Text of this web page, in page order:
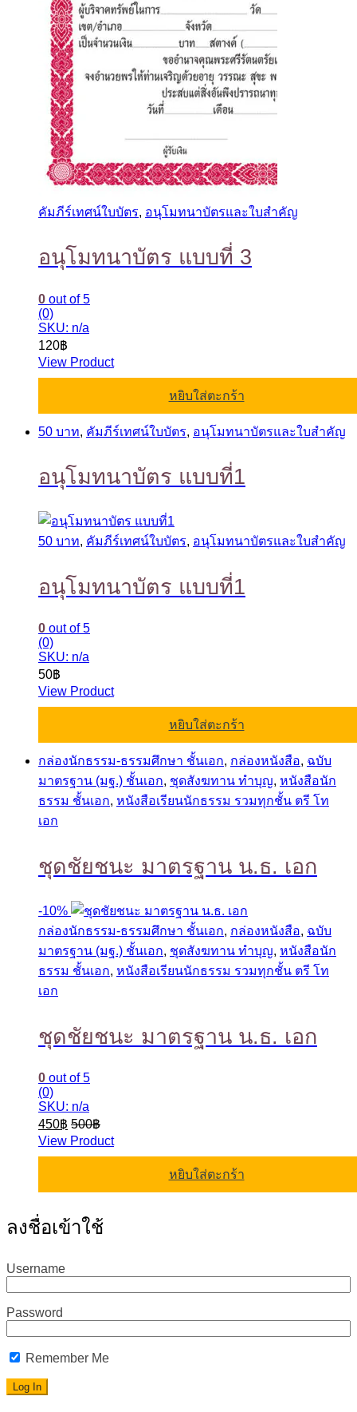
คัมภีร์เทศน์ใบบัตร, อนุโมทนาบัตรและใบสำคัญ
อนุโมทนาบัตร แบบที่ 3
0 out of 5
(0)
SKU: n/a
120฿
View Product
หยิบใส่ตะกร้า
50 บาท, คัมภีร์เทศน์ใบบัตร, อนุโมทนาบัตรและใบสำคัญ
อนุโมทนาบัตร แบบที่1
50 บาท, คัมภีร์เทศน์ใบบัตร, อนุโมทนาบัตรและใบสำคัญ
อนุโมทนาบัตร แบบที่1
0 out of 5
(0)
SKU: n/a
50฿
View Product
หยิบใส่ตะกร้า
กล่องนักธรรม-ธรรมศึกษา ชั้นเอก, กล่องหนังสือ, ฉบับ
มาตรฐาน (มฐ.) ชั้นเอก, ชุดสังฆทาน ทำบุญ, หนังสือนัก
ธรรม ชั้นเอก, หนังสือเรียนนักธรรม รวมทุกชั้น ตรี โท
เอก
ชุดชัยชนะ มาตรฐาน น.ธ. เอก
-10%
กล่องนักธรรม-ธรรมศึกษา ชั้นเอก, กล่องหนังสือ, ฉบับ
มาตรฐาน (มฐ.) ชั้นเอก, ชุดสังฆทาน ทำบุญ, หนังสือนัก
ธรรม ชั้นเอก, หนังสือเรียนนักธรรม รวมทุกชั้น ตรี โท
เอก
ชุดชัยชนะ มาตรฐาน น.ธ. เอก
0 out of 5
(0)
SKU: n/a
450฿ 500฿
View Product
หยิบใส่ตะกร้า
ลงชื่อเข้าใช้
Username
Password
Remember Me